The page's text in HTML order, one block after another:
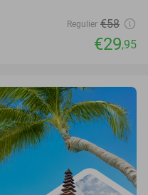
Regulier €58
€29,95